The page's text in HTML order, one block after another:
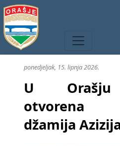
ponedjeljak, 15. lipnja 2026.
U Orašju
otvorena
džamija